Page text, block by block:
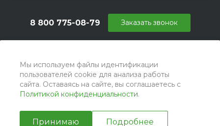
Мы используем файлы идентификации
пользователей cookie для анализа работы
сайта. Оставаясь на сайте, вы соглашаетесь с
Политикой конфиденциальности.
Принимаю Подробнее
8 800 775-08-79
г. Москва, БЦ Вятский, ул. Вятская д.70, офис 715
Заказать звонок